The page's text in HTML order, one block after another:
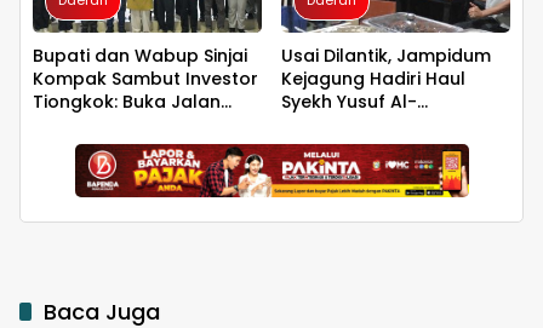
Bupati dan Wabup Sinjai
Kompak Sambut Investor
Tiongkok: Buka Jalan
Usai Dilantik, Jampidum
Kejagung Hadiri Haul
Syekh Yusuf Al-
hingga Malam di
Makassar
Baca Juga